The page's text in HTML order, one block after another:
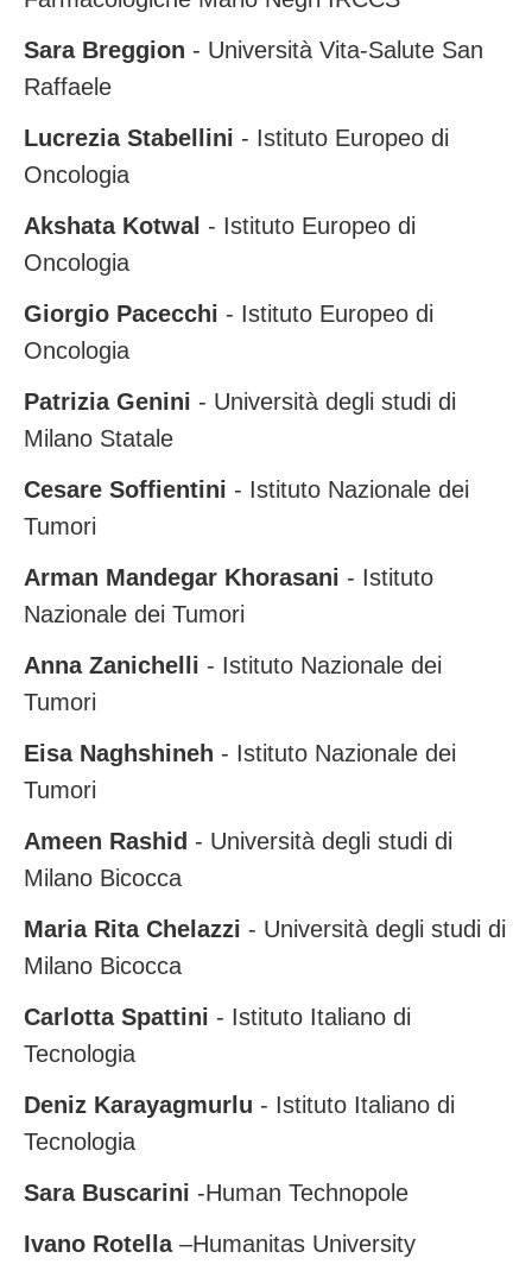
Sara Breggion - Università Vita-Salute San
Raffaele
Lucrezia Stabellini - Istituto Europeo di
Oncologia
Akshata Kotwal - Istituto Europeo di
Oncologia
Giorgio Pacecchi - Istituto Europeo di
Oncologia
Patrizia Genini - Università degli studi di
Milano Statale
Cesare Soffientini - Istituto Nazionale dei
Tumori
Arman Mandegar Khorasani - Istituto
Nazionale dei Tumori
Anna Zanichelli - Istituto Nazionale dei
Tumori
Eisa Naghshineh - Istituto Nazionale dei
Tumori
Ameen Rashid - Università degli studi di
Milano Bicocca
Maria Rita Chelazzi - Università degli studi di
Milano Bicocca
Carlotta Spattini - Istituto Italiano di
Tecnologia
Deniz Karayagmurlu - Istituto Italiano di
Tecnologia
Sara Buscarini -Human Technopole
Ivano Rotella –Humanitas University